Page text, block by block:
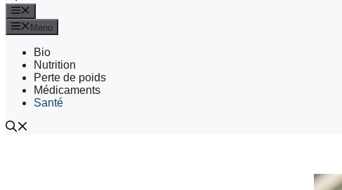
Menu
Bio
Nutrition
Perte de poids
Médicaments
Santé